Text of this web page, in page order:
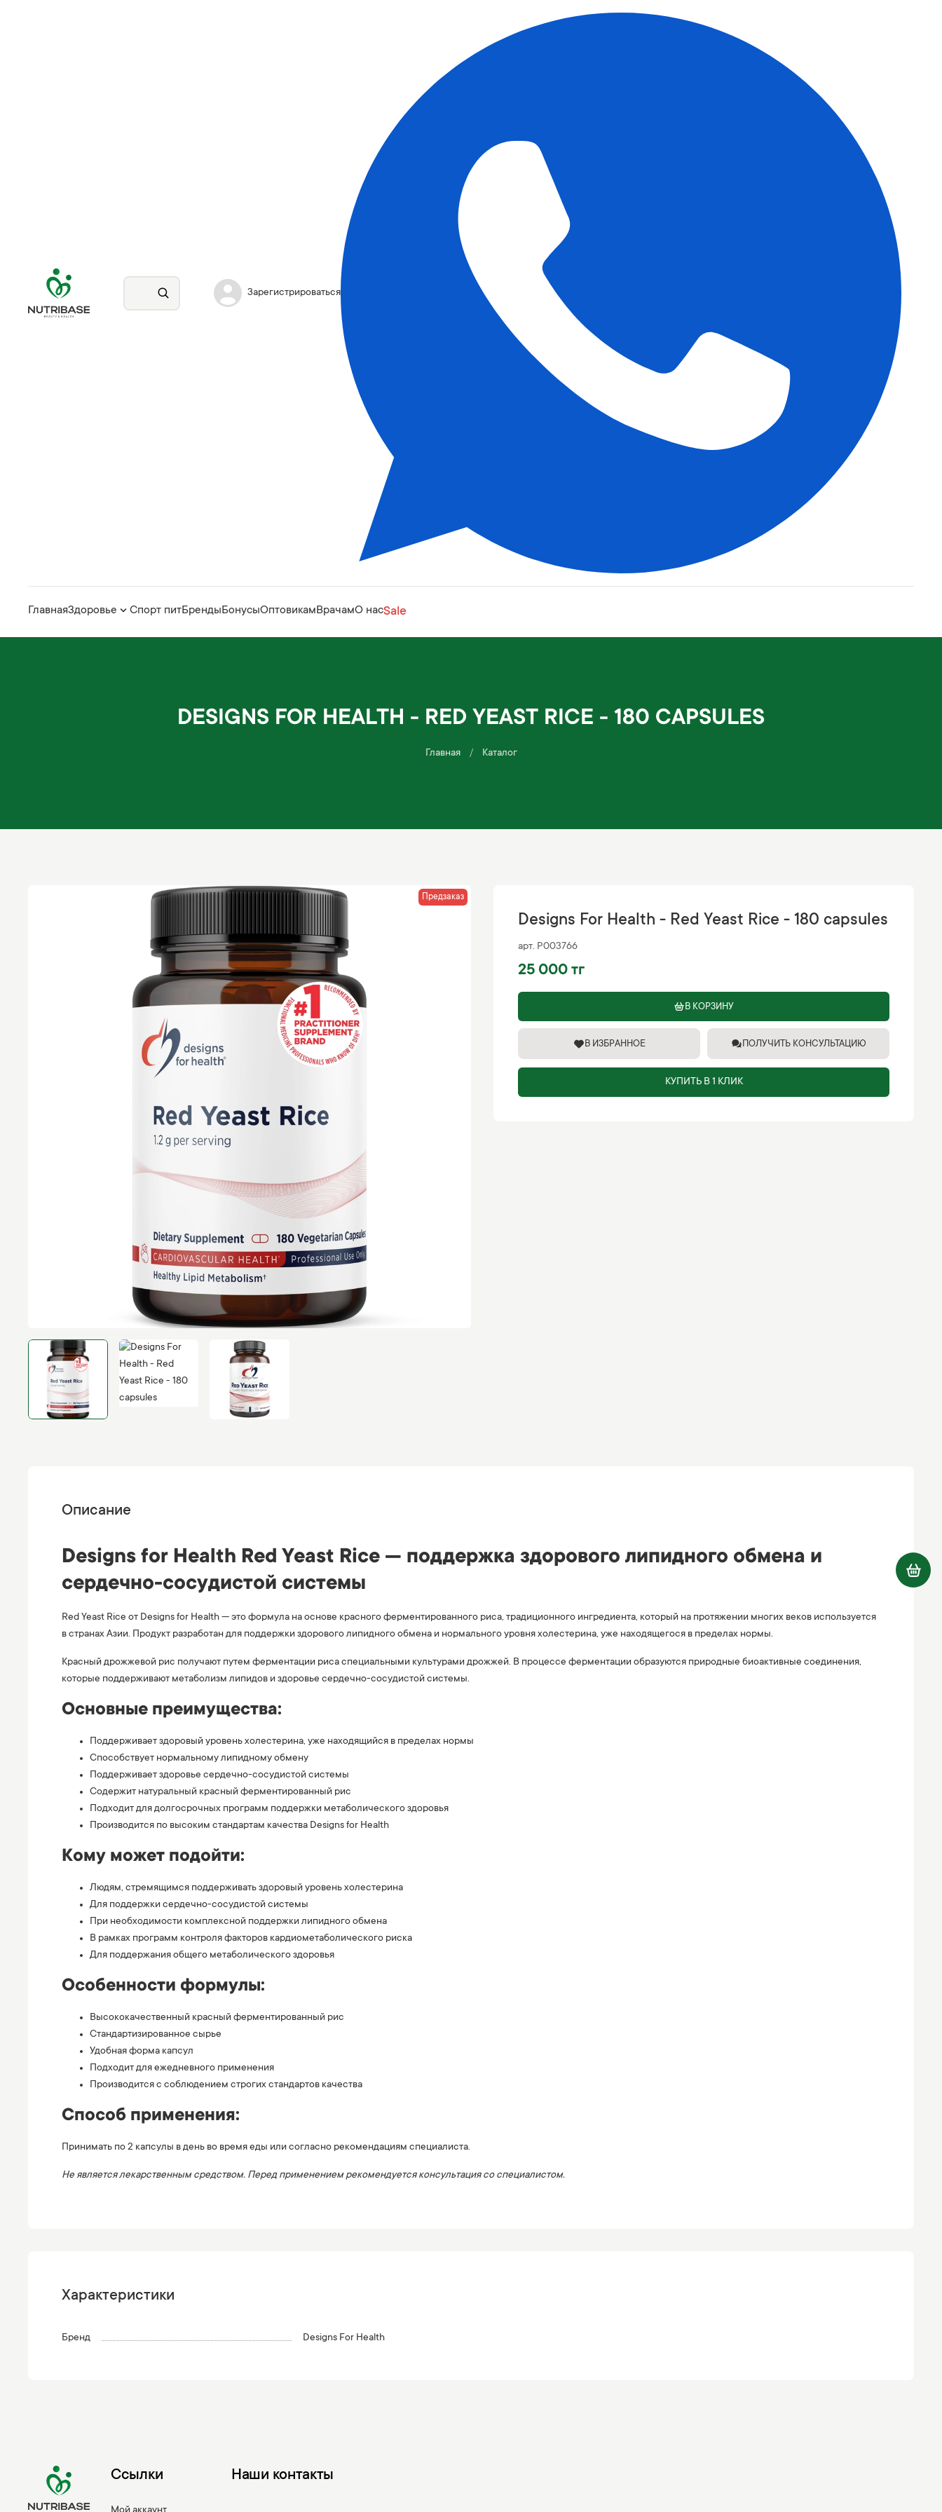
Зарегистрироваться
ГлавнаяЗдоровье Спорт питБрендыБонусыОптовикамВрачамО насSale
DESIGNS FOR HEALTH - RED YEAST RICE - 180 CAPSULES
Главная Каталог
Предзаказ
арт. P003766
Designs For Health - Red Yeast Rice - 180 capsules
25 000 тг
В КОРЗИНУ
В ИЗБРАННОЕ ПОЛУЧИТЬ КОНСУЛЬТАЦИЮ
КУПИТЬ В 1 КЛИК
Описание
Designs for Health Red Yeast Rice — поддержка здорового липидного обмена и
сердечно-сосудистой системы
Red Yeast Rice от Designs for Health — это формула на основе красного ферментированного риса, традиционного ингредиента, который на протяжении многих веков используется
в странах Азии. Продукт разработан для поддержки здорового липидного обмена и нормального уровня холестерина, уже находящегося в пределах нормы.
Красный дрожжевой рис получают путем ферментации риса специальными культурами дрожжей. В процессе ферментации образуются природные биоактивные соединения,
которые поддерживают метаболизм липидов и здоровье сердечно-сосудистой системы.
Основные преимущества:
Поддерживает здоровый уровень холестерина, уже находящийся в пределах нормы
Способствует нормальному липидному обмену
Поддерживает здоровье сердечно-сосудистой системы
Содержит натуральный красный ферментированный рис
Подходит для долгосрочных программ поддержки метаболического здоровья
Производится по высоким стандартам качества Designs for Health
Кому может подойти:
Людям, стремящимся поддерживать здоровый уровень холестерина
Для поддержки сердечно-сосудистой системы
При необходимости комплексной поддержки липидного обмена
В рамках программ контроля факторов кардиометаболического риска
Для поддержания общего метаболического здоровья
Особенности формулы:
Высококачественный красный ферментированный рис
Стандартизированное сырье
Удобная форма капсул
Подходит для ежедневного применения
Производится с соблюдением строгих стандартов качества
Способ применения:
Принимать по 2 капсулы в день во время еды или согласно рекомендациям специалиста.
Не является лекарственным средством. Перед применением рекомендуется консультация со специалистом.
Характеристики
Бренд Designs For Health
Ссылки Наши контакты